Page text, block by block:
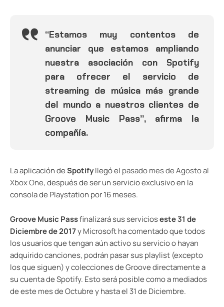
“Estamos muy contentos de
anunciar que estamos ampliando
nuestra asociación con Spotify
para ofrecer el servicio de
streaming de música más grande
del mundo a nuestros clientes de
Groove Music Pass”, afirma la
compañía.
La aplicación deSpotifyllegó el pasado mes de Agosto al
Xbox One, después de ser un servicio exclusivo en la
consola de Playstation por 16 meses.
Groove Music Passfinalizará sus servicioseste 31 de
Diciembre de 2017y Microsoft ha comentado que todos
los usuarios que tengan aún activo su servicio o hayan
adquirido canciones, podrán pasar sus playlist (excepto
los que siguen) y colecciones de Groove directamente a
su cuenta de Spotify. Esto será posible como a mediados
de este mes de Octubre y hasta el 31 de Diciembre.